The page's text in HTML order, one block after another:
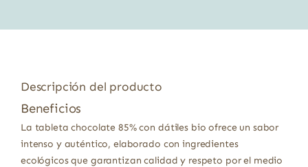
Descripción del producto
Beneficios
La tableta chocolate 85% con dátiles bio ofrece un sabor
intenso y auténtico, elaborado con ingredientes
ecológicos que garantizan calidad y respeto por el medio